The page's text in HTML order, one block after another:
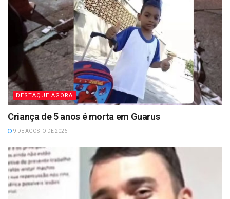
DESTAQUE AGORA
Criança de 5 anos é morta em Guarus
9 DE AGOSTO DE 2026